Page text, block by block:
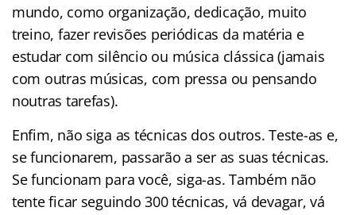
mundo, como organização, dedicação, muito
treino, fazer revisões periódicas da matéria e
estudar com silêncio ou música clássica (jamais
com outras músicas, com pressa ou pensando
noutras tarefas).
Enfim, não siga as técnicas dos outros. Teste-as e,
se funcionarem, passarão a ser as suas técnicas.
Se funcionam para você, siga-as. Também não
tente ficar seguindo 300 técnicas, vá devagar, vá